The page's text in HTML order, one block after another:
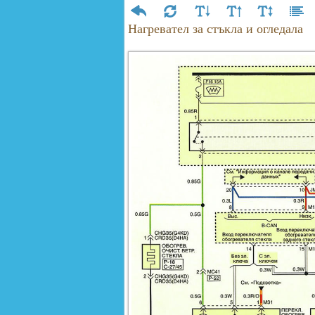
Нагревател за стъкла и огледала